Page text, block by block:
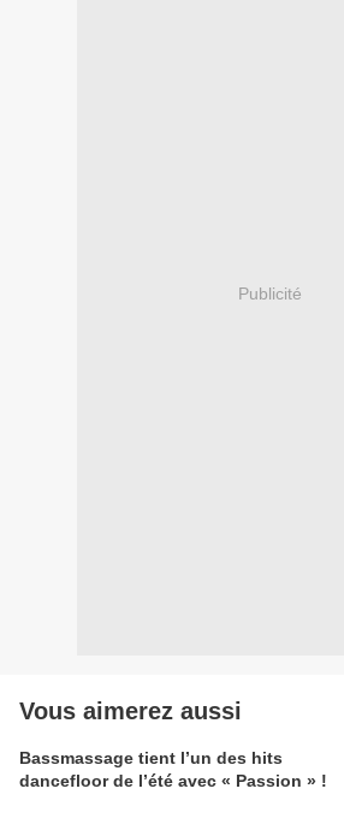
Publicité
Vous aimerez aussi
Bassmassage tient l’un des hits
dancefloor de l’été avec « Passion » !